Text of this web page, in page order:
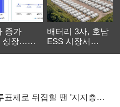
증가
성장…
배터리 3사, 호남
ESS 시장서
제로 뒤집힐 땐 '지지층